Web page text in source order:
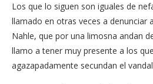
Los que lo siguen son iguales de
llamado en otras veces a denunciar
Nahle, que por una limosna andan
llamo a tener muy presente a los
agazapadamente secundan el